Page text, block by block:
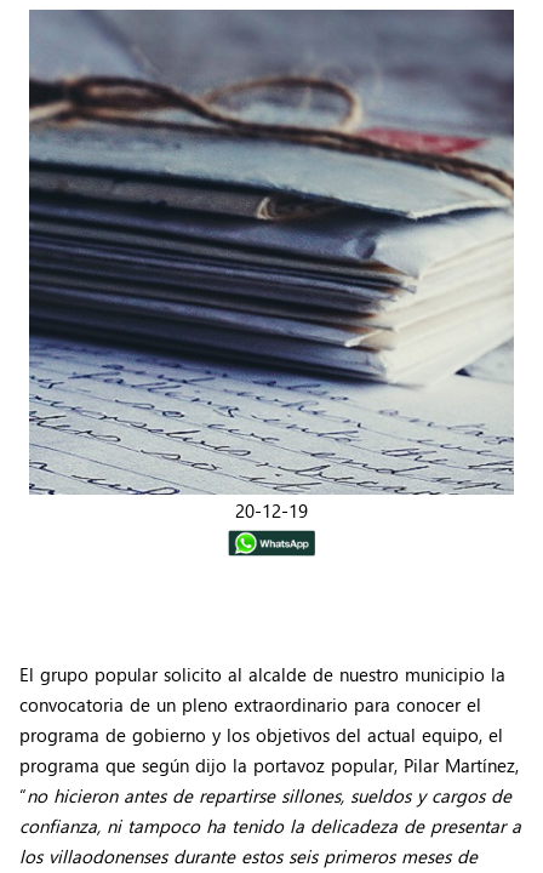
20-12-19
El grupo popular solicito al alcalde de nuestro municipio la
convocatoria de un pleno extraordinario para conocer el
programa de gobierno y los objetivos del actual equipo, el
programa que según dijo la portavoz popular, Pilar Martínez,
“no hicieron antes de repartirse sillones, sueldos y cargos de
confianza, ni tampoco ha tenido la delicadeza de presentar a
los villaodonenses durante estos seis primeros meses de